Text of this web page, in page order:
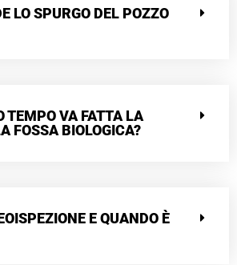
LO SPURGO DEL POZZO
TEMPO VA FATTA LA
FOSSA BIOLOGICA?
E QUANDO È